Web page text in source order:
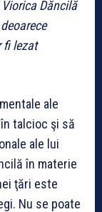
Dăncilă
fi lezat
ale
talcioc şi să
ale lui
în materie
ţări este
Nu se poate